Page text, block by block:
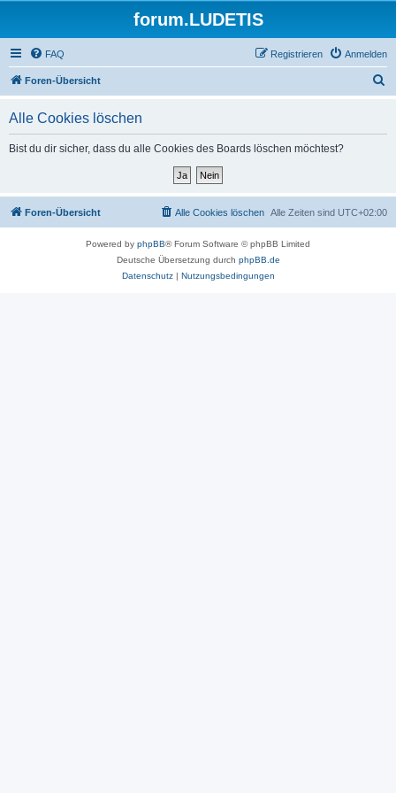
forum.LUDETIS
FAQ Anmelden
Registrieren
Foren-Übersicht
Alle Cookies löschen
Bist du dir sicher, dass du alle Cookies des Boards löschen möchtest?
Foren-Übersicht Alle Zeiten sind UTC+02:00
Alle Cookies löschen
Powered by phpBB® Forum Software © phpBB Limited
Deutsche Übersetzung durch phpBB.de
Datenschutz| Nutzungsbedingungen